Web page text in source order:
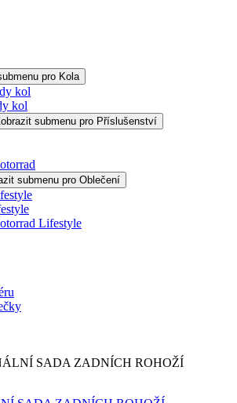
pro Kola
kol
kol
submenu pro Příslušenství
submenu pro Oblečení
Lifestyle
SADA ZADNÍCH ROHOŽÍ